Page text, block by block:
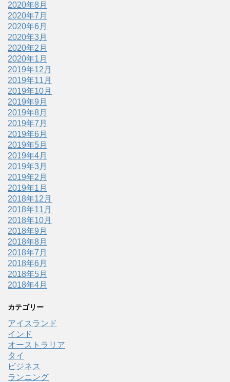
2020年8月
2020年7月
2020年6月
2020年3月
2020年2月
2020年1月
2019年12月
2019年11月
2019年10月
2019年9月
2019年8月
2019年7月
2019年6月
2019年5月
2019年4月
2019年3月
2019年2月
2019年1月
2018年12月
2018年11月
2018年10月
2018年9月
2018年8月
2018年7月
2018年6月
2018年5月
2018年4月
カテゴリー
アイスランド
インド
オーストラリア
タイ
ビジネス
ランニング